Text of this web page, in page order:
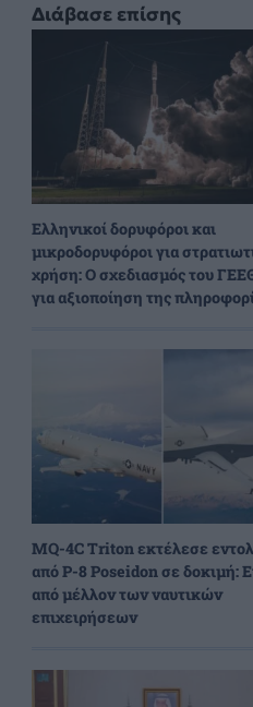
Διάβασε επίσης
Ελληνικοί δορυφόροι και
μικροδορυφόροι για
χρήση: Ο σχεδιασμός του
για αξιοποίηση της
MQ-4C Triton εκτέλεσε
από P-8 Poseidon σε δοκιμή:
από μέλλον των ναυτικών
επιχειρήσεων